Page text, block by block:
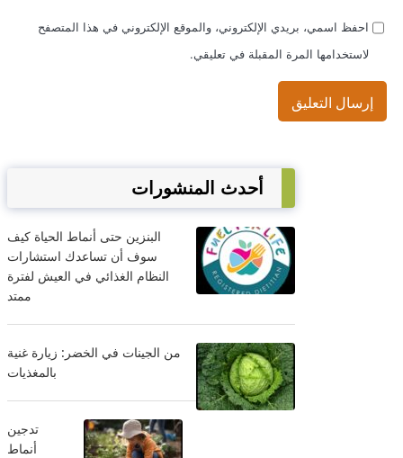
احفظ اسمي، بريدي الإلكتروني، والموقع الإلكتروني في هذا المتصفح
لاستخدامها المرة المقبلة في تعليقي.
أحدث المنشورات
البنزين حتى أنماط الحياة كيف
سوف أن تساعدك استشارات
النظام الغذائي في العيش لفترة
ممتد
من الجينات في الخضر: زيارة غنية
بالمغذيات
تدجين
أنماط